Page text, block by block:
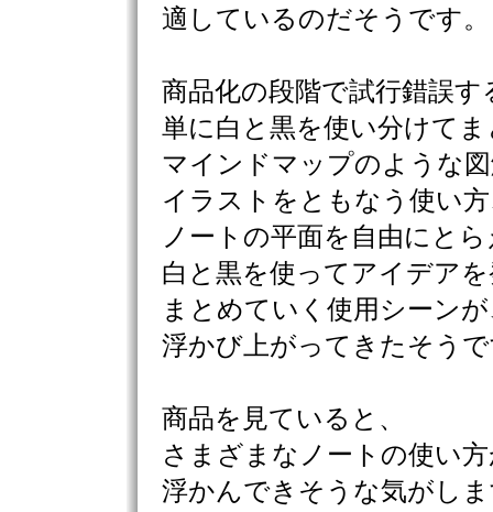
適しているのだそうです。
商品化の段階で試行錯誤す
単に白と黒を使い分けて
マインドマップのような
イラストをともなう使い
ノートの平面を自由にと
白と黒を使ってアイデア
まとめていく使用シーン
浮かび上がってきたそう
商品を見ていると、
さまざまなノートの使い
浮かんできそうな気がし